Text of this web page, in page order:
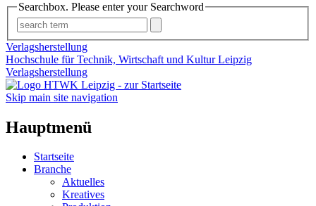
Searchbox. Please enter your Searchword
Verlagsherstellung
Hochschule für Technik, Wirtschaft und Kultur Leipzig
Verlagsherstellung
Skip main site navigation
Hauptmenü
Startseite
Branche
Aktuelles
Kreatives